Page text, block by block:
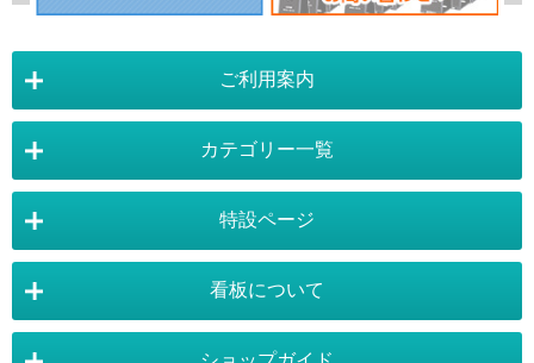
ご利用案内
店舗詳細情報
運営会社 :株式会社トレード
〒454-0011 愛知県 名古屋市中川区山王4-5-10
カテゴリー一覧
スタンド看板：オプション バナースタンド
特設ページ
看板について